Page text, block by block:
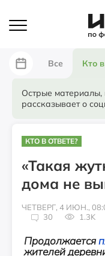
Все Кто
Острые
рассказывает о
КТО В ОТВЕТЕ?
«Такая
дома не
ЧЕТВЕРГ, 4 ИЮН.,
30
1.3K
Продолжается
жителей